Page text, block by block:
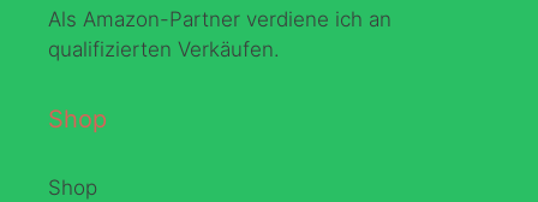
Als Amazon-Partner verdiene ich an
qualifizierten Verkäufen.
Shop
Shop